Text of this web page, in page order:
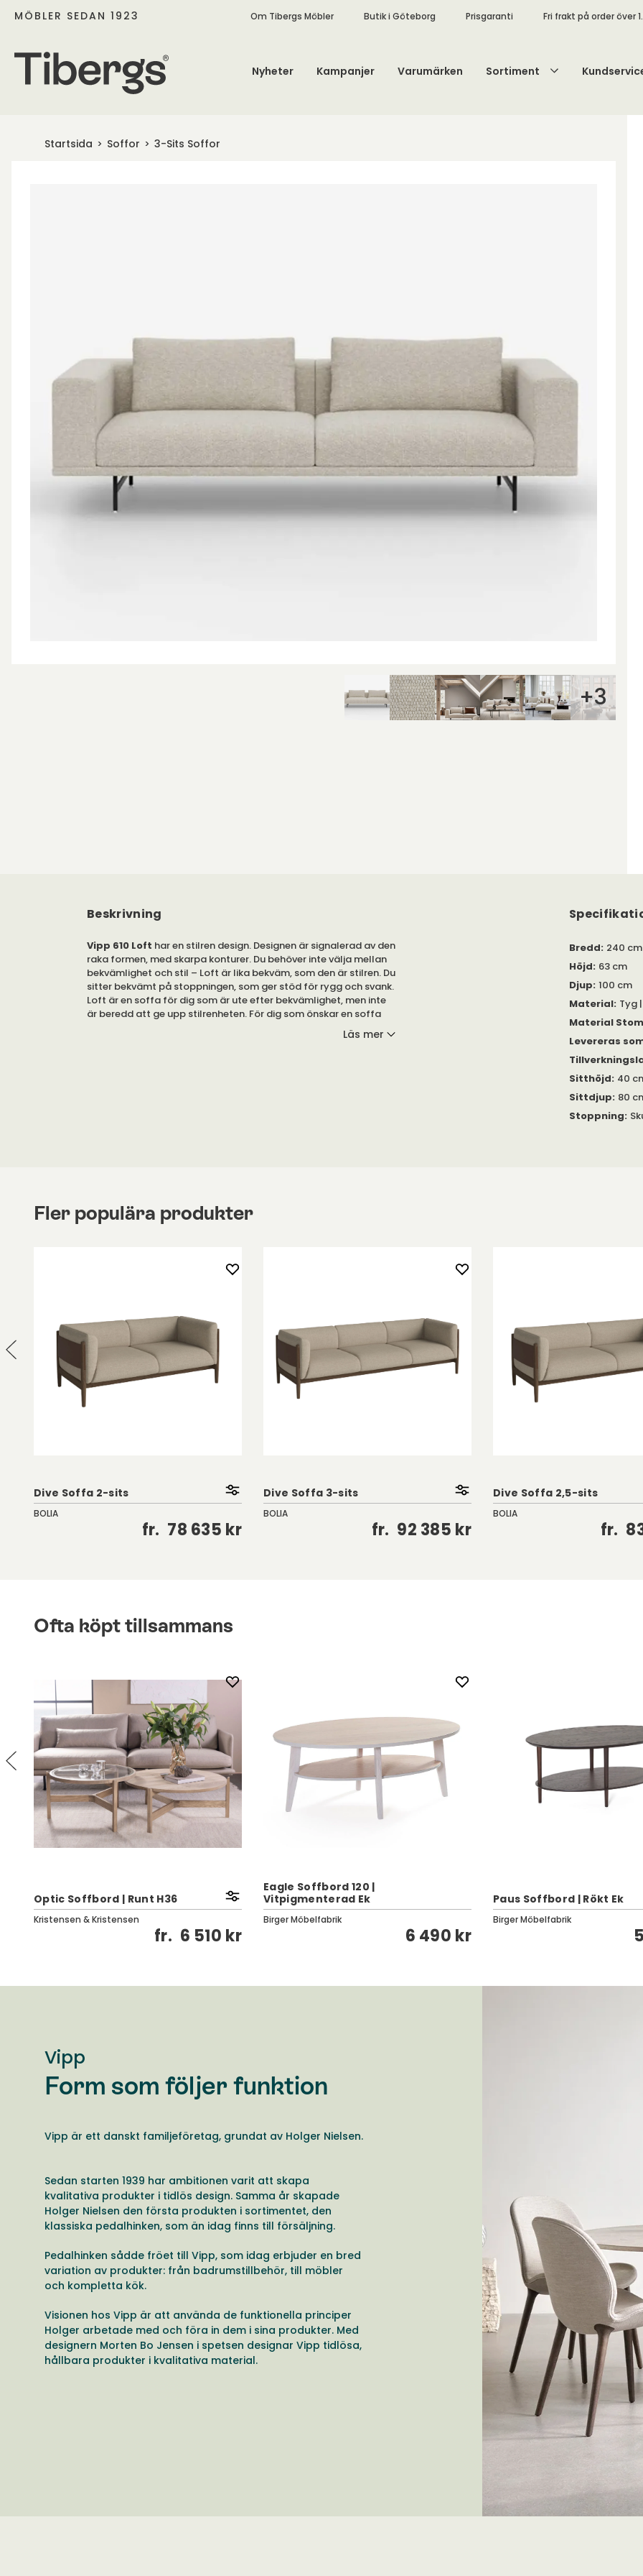
MÖBLER SEDAN 1923 Om Tibergs Möbler Butik i Göteborg Prisgaranti Fri frakt på order över
Nyheter Kampanjer Varumärken Sortiment
Startsida Soffor 3-Sits Soffor
+3
Beskrivning
Vipp 610 Loft har en stilren design. Designen är signalerad av den
raka formen, med skarpa konturer. Du behöver inte välja mellan
bekvämlighet och stil – Loft är lika bekväm, som den är stilren. Du
sitter bekvämt på stoppningen, som ger stöd för rygg och svank.
Loft är en soffa för dig som är ute efter bekvämlighet, men inte
är beredd att ge upp stilrenheten. För dig som önskar en soffa
Du kan kombinera Vipp 610 Loft med ett av de stilrena bord Vipp
erbjuder. Får vi föreslåVipp 425 Coffee Table
Läs mer
Bredd: 240 cm
Höjd: 63 cm
Djup: 100 cm
Material: Tyg
Material
Levereras
Sitthöjd: 40
Sittdjup: 80
Stoppning:
Fler populära produkter
Dive Soffa 2-sits
BOLIA
fr. 78 635 kr
Dive Soffa 3-sits
BOLIA
fr. 92 385 kr
Dive Soffa 2,5-sits
BOLIA
fr.
Ofta köpt tillsammans
Optic Soffbord | Runt H36
Kristensen & Kristensen
fr. 6 510 kr
Eagle Soffbord 120 |
Vitpigmenterad Ek
Birger Möbelfabrik
6 490 kr
Paus Soffbord | Rökt Ek
Birger Möbelfabrik
Vipp
Form som följer funktion
Vipp är ett danskt familjeföretag, grundat av Holger Nielsen.
Sedan starten 1939 har ambitionen varit att skapa
kvalitativa produkter i tidlös design. Samma år skapade
Holger Nielsen den första produkten i sortimentet, den
klassiska pedalhinken, som än idag finns till försäljning.
Pedalhinken sådde fröet till Vipp, som idag erbjuder en bred
variation av produkter: från badrumstillbehör, till möbler
och kompletta kök.
Visionen hos Vipp är att använda de funktionella principer
Holger arbetade med och föra in dem i sina produkter. Med
designern Morten Bo Jensen i spetsen designar Vipp tidlösa,
hållbara produkter i kvalitativa material.